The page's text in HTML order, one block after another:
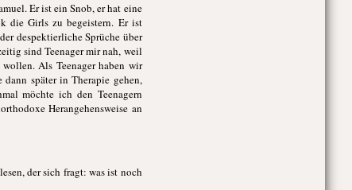
Er ist ein Snob, er hat eine
die Girls zu begeistern. Er ist
despektierliche Sprüche über
sind Teenager mir nah, weil
Als Teenager haben wir
dann später in Therapie gehen,
möchte ich den Teenagern
Herangehensweise an
der sich fragt: was ist noch